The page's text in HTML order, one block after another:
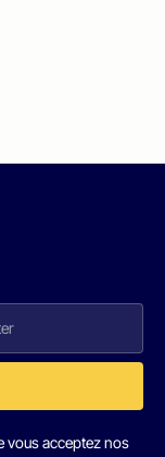
vous acceptez nos